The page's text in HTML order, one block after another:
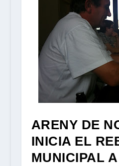
ARENY DE
INICIA EL
MUNICIPAL A